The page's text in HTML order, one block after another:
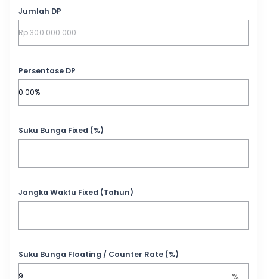
Jumlah DP
Persentase DP
Suku Bunga Fixed (%)
Jangka Waktu Fixed (Tahun)
Suku Bunga Floating / Counter Rate (%)